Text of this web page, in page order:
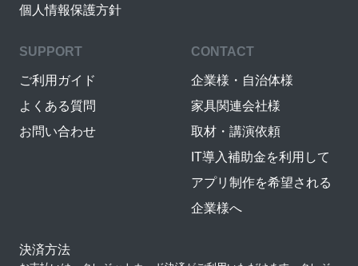
個人情報保護方針
SUPPORT
ご利用ガイド
よくある質問
お問い合わせ
CONTACT
企業様・自治体様
家具関連会社様
取材・講演依頼
IT導入補助金を利用して
アプリ制作を希望される
企業様へ
決済方法